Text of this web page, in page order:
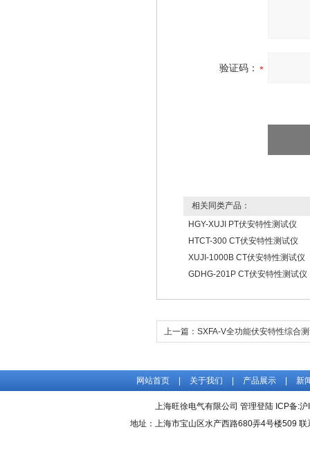
验证码：
相关同类产品：
HGY-XUJI PT伏安特性测试仪
HTCT-300 CT伏安特性测试仪
XUJI-1000B CT伏安特性测试仪
GDHG-201P CT伏安特性测试仪
上一篇： SXFA-V全功能伏安特性综合
网站首页 关于我们 产品展示 新
上海旺徐电气有限公司 管理登陆 ICP备:沪
地址：上海市宝山区水产西路680弄4号楼509